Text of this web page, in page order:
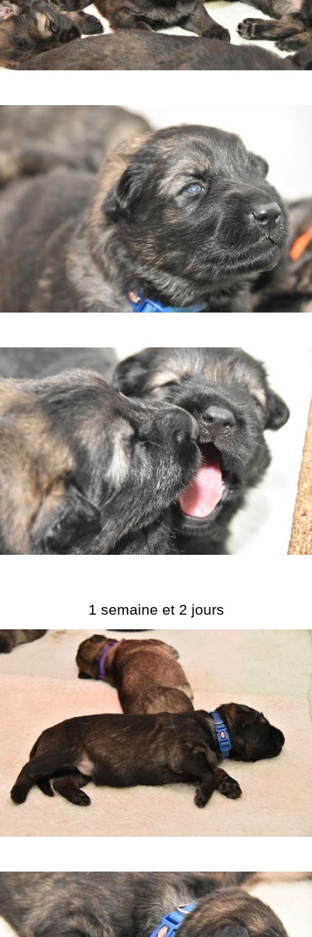
1 semaine et 2 jours